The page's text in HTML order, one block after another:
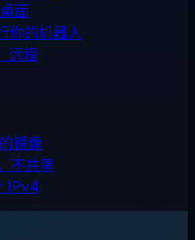
面
你的机器人
远程
镜像
不共享
IPv4